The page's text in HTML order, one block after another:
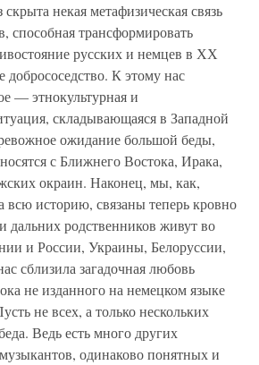
некая метафизическая связь
способная трансформировать
русских и немцев в ХХ
добрососедство. К этому нас
— этнокультурная и
складывающаяся в Западной
ожидание большой беды,
с Ближнего Востока, Ирака,
окраин. Наконец, мы, как,
всю историю, связаны теперь кровно
родственников живут во
и России, Украины, Белоруссии,
сблизила загадочная любовь
не изданного на немецком языке
не всех, а только нескольких
Ведь есть много других
одинаково понятных и